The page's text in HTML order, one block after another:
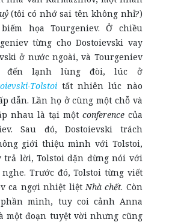
(tôi có nhớ sai tên không nhỉ?)
họa Tourgeniev. Ở chiều
từng cho Dostoievski vay
ở nước ngoài, và Tourgeniev
đến lạnh lùng đòi, lúc ở
Tolstoitất nhiên lúc nào
dẫn. Lần họ ở cùng một chỗ và
nhau là tại một conferencecủa
Sau đó, Dostoievski trách
giới thiệu mình với Tolstoi,
trả lời, Tolstoi dặn đừng nói với
Trước đó, Tolstoi từng viết
ca ngợi nhiệt liệtNhà chết. Còn
phần mình, tuy coi cảnh Anna
một đoạn tuyệt vời nhưng cũng